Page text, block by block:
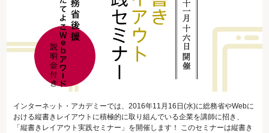
インターネット・アカデミーでは、2016年11月16日(水)に総務省やWebに
おける縦書きレイアウトに積極的に取り組んでいる企業を講師に招き、
「縦書きレイアウト実践セミナー」を開催します！ このセミナーは縦書き